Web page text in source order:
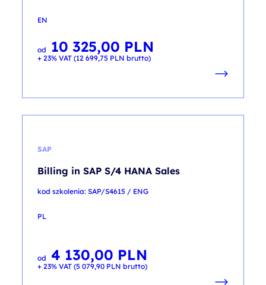
EN
od 10 325,00 PLN
+ 23% VAT (12 699,75 PLN brutto)
SAP
Billing in SAP S/4 HANA Sales
kod szkolenia: SAP/S4615 / ENG
PL
od 4 130,00 PLN
+ 23% VAT (5 079,90 PLN brutto)